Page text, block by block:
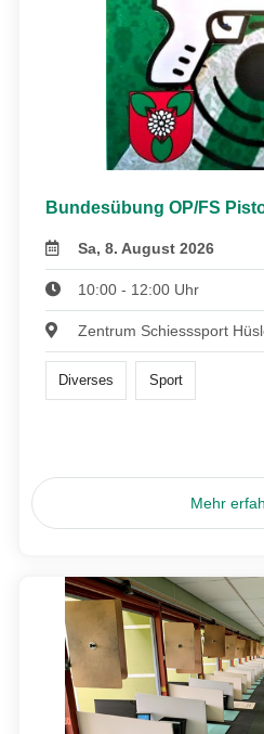
Bundesübung OP/FS
Sa, 8. August 2026
10:00 - 12:00 Uhr
Zentrum Schiesssport
Diverses Sport
Mehr